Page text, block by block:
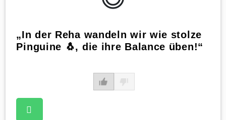
„In der Reha wandeln wir wie stolze
Pinguine 🐧, die ihre Balance üben!“